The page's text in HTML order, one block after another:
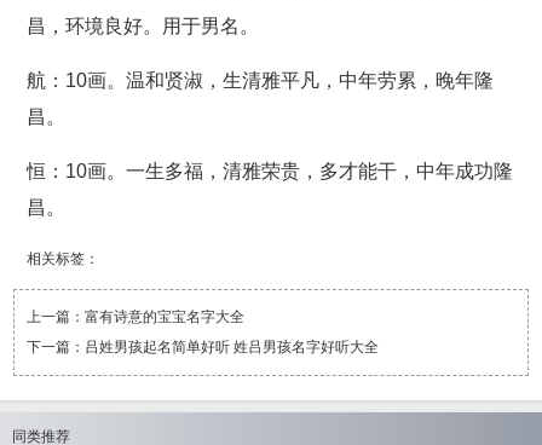
昌，环境良好。用于男名。
航：10画。温和贤淑，生清雅平凡，中年劳累，晚年隆
昌。
恒：10画。一生多福，清雅荣贵，多才能干，中年成功隆
昌。
相关标签：
上一篇：富有诗意的宝宝名字大全
下一篇： 吕姓男孩起名简单好听 姓吕男孩名字好听大全
同类推荐